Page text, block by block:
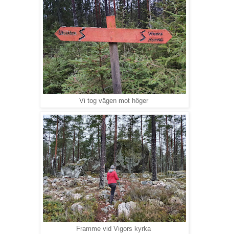
Vi tog vägen mot höger
Framme vid Vigors kyrka